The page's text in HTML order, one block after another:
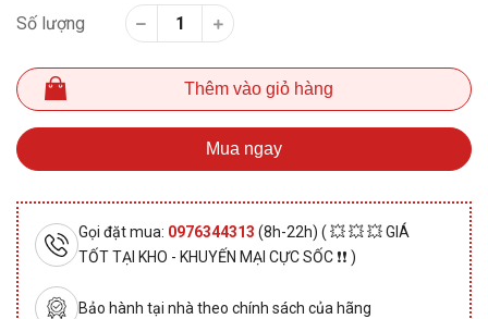
Số lượng
Thêm vào giỏ hàng
Mua ngay
Gọi đặt mua: 0976344313 (8h-22h) ( 💥 💥 💥 GIÁ
TỐT TẠI KHO - KHUYẾN MẠI CỰC SỐC ❗❗ )
Bảo hành tại nhà theo chính sách của hãng